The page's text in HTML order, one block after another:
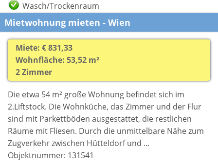
Wasch/Trockenraum
Mietwohnung mieten - Wien
Miete: € 831,33
Wohnfläche: 53,52 m²
2 Zimmer
Die etwa 54 m² große Wohnung befindet sich im
2.Liftstock. Die Wohnküche, das Zimmer und der Flur
sind mit Parkettböden ausgestattet, die restlichen
Räume mit Fliesen. Durch die unmittelbare Nähe zum
Zugverkehr zwischen Hütteldorf und ...
Objektnummer: 131541